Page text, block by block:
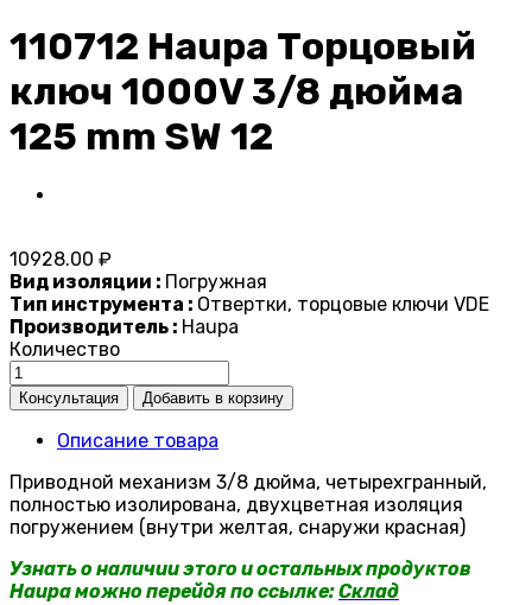
110712 Haupa Торцовый
ключ 1000V 3/8 дюйма
125 mm SW 12
10928.00 ₽
Вид изоляции : Погружная
Тип инструмента : Отвертки, торцовые ключи VDE
Производитель : Haupa
Количество
Описание товара
Приводной механизм 3/8 дюйма, четырехгранный,
полностью изолирована, двухцветная изоляция
погружением (внутри желтая, снаружи красная)
Узнать о наличии этого и остальных продуктов
Haupa можно перейдя по ссылке:Склад